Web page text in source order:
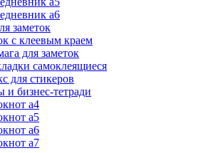
а6
заметок
с клеевым краем
для заметок
самоклеящиеся
для стикеров
и бизнес-тетради
а4
а5
а6
а7